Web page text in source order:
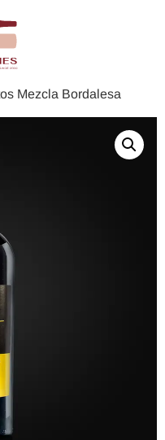
Mezcla Bordalesa